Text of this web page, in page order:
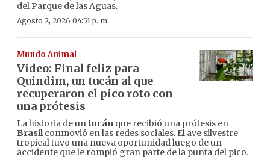
del Parque de las Aguas.
Agosto 2, 2026 04:51 p. m.
Mundo Animal
Video: Final feliz para
Quindim, un tucán al que
recuperaron el pico roto con
una prótesis
La historia de untucán que recibió una prótesis en
Brasilconmovió en las redes sociales. El ave silvestre
tropical tuvo una nueva oportunidad luego de un
accidente que le rompió gran parte de la punta del pico.